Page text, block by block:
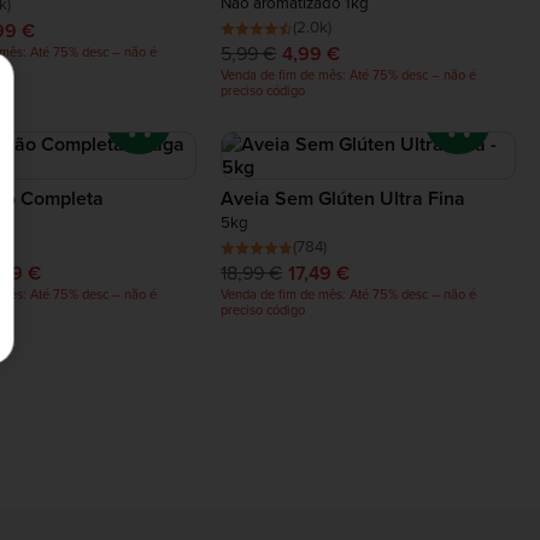
€
Até 75% desc – não é
(2.0k)
5,99 € 4,99 €
Venda de fim de mês: Até 75% desc – não é
preciso código
Completa
€
mês: Até 75% desc – não é
Aveia Sem Glúten Ultra Fina
5kg
(784)
18,99 € 17,49 €
Venda de fim de mês: Até 75% desc – não é
preciso código